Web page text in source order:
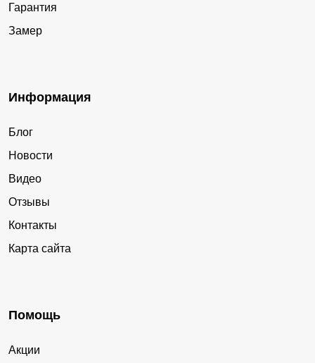
Гарантия
Замер
Информация
Блог
Новости
Видео
Отзывы
Контакты
Карта сайта
Помощь
Акции